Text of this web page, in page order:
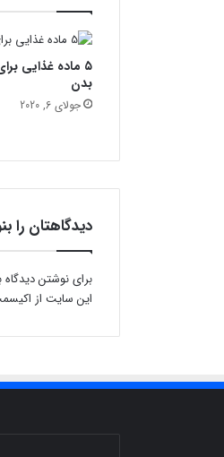
۵ ماده غذایی
بدن
جولای 6, 2020
دیدگاهتان را
برای نوشتن دیدگاه
این سایت از